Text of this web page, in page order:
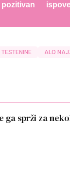
ALO
ga sprži za